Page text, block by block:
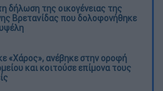
δήλωση της οικογένειας της
Βρετανίδας που δολοφονήθηκε
«Χάρος», ανέβηκε στην οροφή
και κοιτούσε επίμονα τους